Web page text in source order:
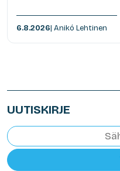
6.8.2026| Anikó Lehtinen
UUTISKIRJE